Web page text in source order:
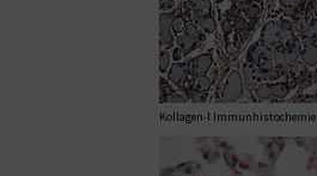
Kollagen-I Immunhistochemie